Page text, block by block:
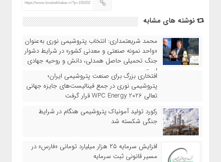
https://www.kioskekhabar.ir/?p=155202
نوشته های مشابه
محمد شریعتمداری: انتخاب پتروشیمی نوری به‌عنوان
«واحد نمونه صنعتی و معدنی کشور» در شرایط دشوار
جنگ تحمیلی حاصل همدلی، دانش و روحیه جهادی
است
افتخاری بزرگ برای صنعت پتروشیمی ایران؛
پتروشیمی نوری در جمع فینالیست‌های جایزه جهانی
تعالی WPC Energy 2026 قرار گرفت
رکورد تولید آمونیاک پتروشیمی هنگام در شرایط
جنگی شکسته شد
افزایش سرمایه ۲۵ هزار میلیارد تومانی «فارس» در
مسیر قانونی ثبت سرمایه